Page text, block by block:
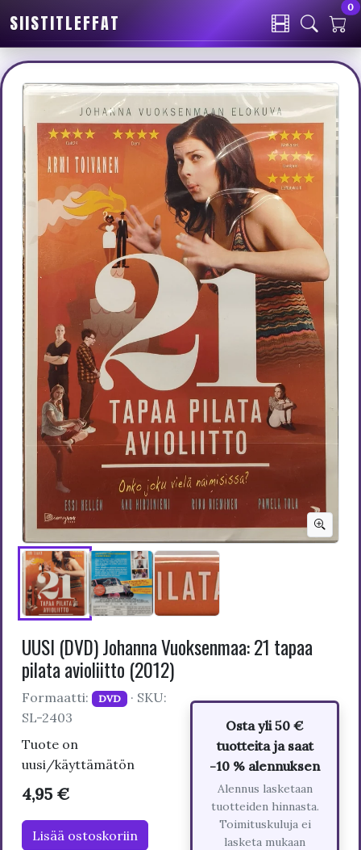
SIISTITLEFFAT
0
UUSI (DVD) Johanna Vuoksenmaa: 21 tapaa
pilata avioliitto (2012)
Formaatti: DVD · SKU:
SL-2403
Tuote on
uusi/käyttämätön
4,95 €
Lisää ostoskoriin
Osta yli 50 €
tuotteita ja saat
-10 % alennuksen
Alennus lasketaan
tuotteiden hinnasta.
Toimituskuluja ei
lasketa mukaan